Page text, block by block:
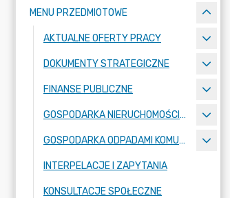
MENU PRZEDMIOTOWE
AKTUALNE OFERTY PRACY
DOKUMENTY STRATEGICZNE
FINANSE PUBLICZNE
GOSPODARKA NIERUCHOMOŚCIAMI
GOSPODARKA ODPADAMI KOMUNALNYMI
INTERPELACJE I ZAPYTANIA
KONSULTACJE SPOŁECZNE